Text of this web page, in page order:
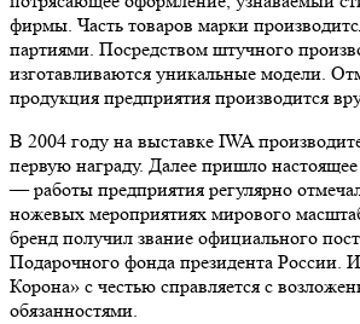
фирмы. Часть товаров марки
партиями. Посредством штучного
изготавливаются уникальные модели.
продукция предприятия производится
В 2004 году на выставке IWA
первую награду. Далее пришло
— работы предприятия регулярно
ножевых мероприятиях мирового
бренд получил звание официального
Подарочного фонда президента России.
Корона» с честью справляется с
обязанностями.